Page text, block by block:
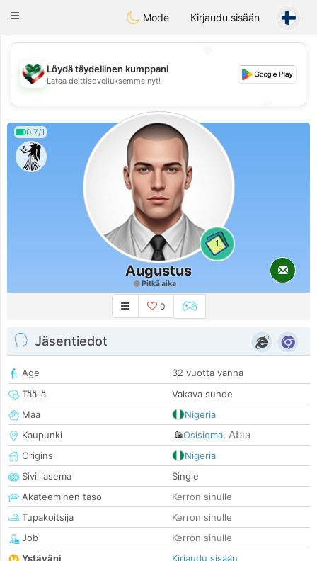
Kuwait Chat
Toggle
Mode Kirjaudu sisään
💖
💕
Löydä täydellinen kumppani
Lataa deittisovelluksemme nyt!
0.7/1
1
Augustus
Pitkä aika
0
Jäsentiedot
Age
32 vuotta vanha
Täällä
Vakava suhde
Maa
Nigeria
Kaupunki
Osisioma, Abia
Origins
Nigeria
Siviiliasema
Single
Akateeminen taso
Kerron sinulle
Tupakoitsija
Kerron sinulle
Job
Kerron sinulle
Ystäväni
Kirjaudu sisään